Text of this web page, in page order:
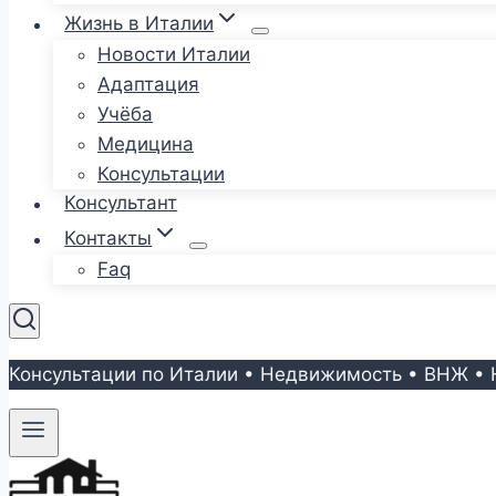
Жизнь в Италии
Новости Италии
Адаптация
Учёба
Медицина
Консультации
Консультант
Контакты
Faq
Консультации по Италии • Недвижимость • ВНЖ •